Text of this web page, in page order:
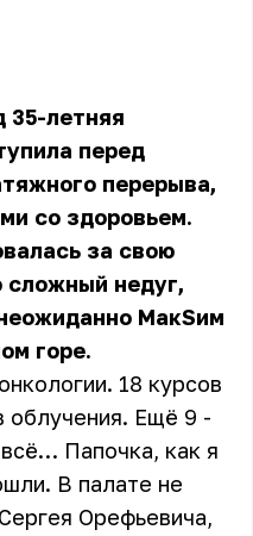
35-летняя
перед
перерыва,
со здоровьем.
за свою
недуг,
МакSим
горе.
18 курсов
облучения. Ещё 9 -
Папочка, как я
В палате не
Орефьевича,